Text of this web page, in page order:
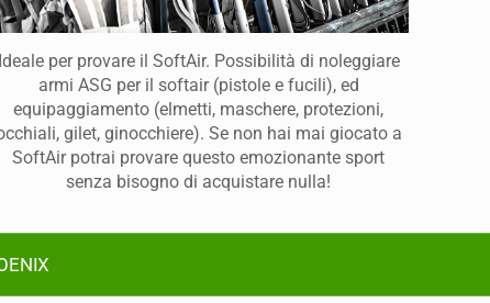
Ideale per provare il SoftAir. Possibilità di noleggiare
armi ASG per il softair (pistole e fucili), ed
equipaggiamento (elmetti, maschere, protezioni,
gilet, ginocchiere). Se non hai mai giocato a
SoftAir potrai provare questo emozionante sport
senza bisogno di acquistare nulla!